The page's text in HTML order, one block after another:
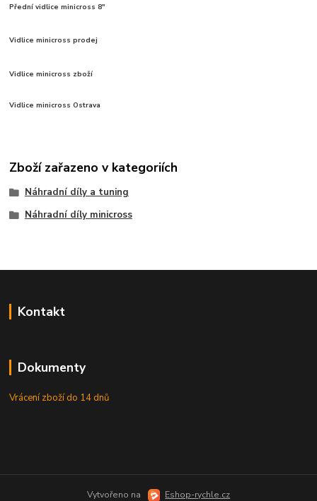
Přední vidlice minicross 8"
Vidlice minicross prodej
Vidlice minicross zboží
Vidlice minicross Ostrava
Zboží zařazeno v kategoriích
Náhradní díly a tuning
Náhradní díly minicross
Kontakt
Dokumenty
Vrácení zboží do 14 dnů
Vytvořeno na Eshop-rychle.cz